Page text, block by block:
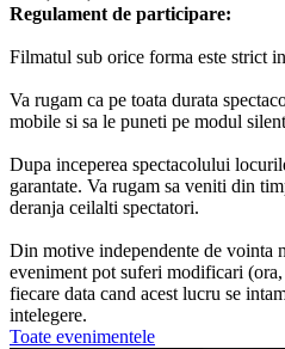
Regulament de participare:
Filmatul sub orice forma este strict
Va rugam ca pe toata durata
mobile si sa le puneti pe modul
Dupa inceperea spectacolului
garantate. Va rugam sa veniti din
deranja ceilalti spectatori.
Din motive independente de vointa
eveniment pot suferi modificari
fiecare data cand acest lucru se
intelegere.
Toate evenimentele